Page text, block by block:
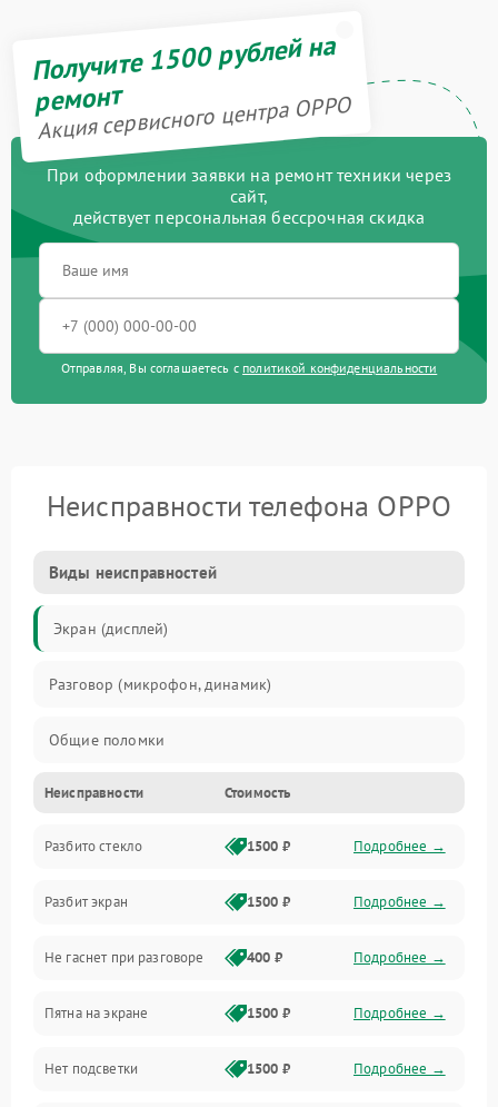
Получите 1500 рублей на
ремонт
Акция сервисного центра OPPO
При оформлении заявки на ремонт техники через
сайт,
действует персональная бессрочная скидка
Отправляя, Вы соглашаетесь с политикой конфиденциальности
Неисправности телефона OPPO
Виды неисправностей
Экран (дисплей)
Разговор (микрофон, динамик)
Общие поломки
Проблемы связи
Камеры
Проблемы с дисплеем и сенсором
Зарядка
Проблемы с питанием, зарядкой и аккумулятором
Проблемы с работой системы, корпусом и другие
Неисправности Стоимость
Разбито стекло 1500 ₽ Подробнее →
Разбит экран 1500 ₽ Подробнее →
Не гаснет при разговоре 400 ₽ Подробнее →
Пятна на экране 1500 ₽ Подробнее →
Нет подсветки 1500 ₽ Подробнее →